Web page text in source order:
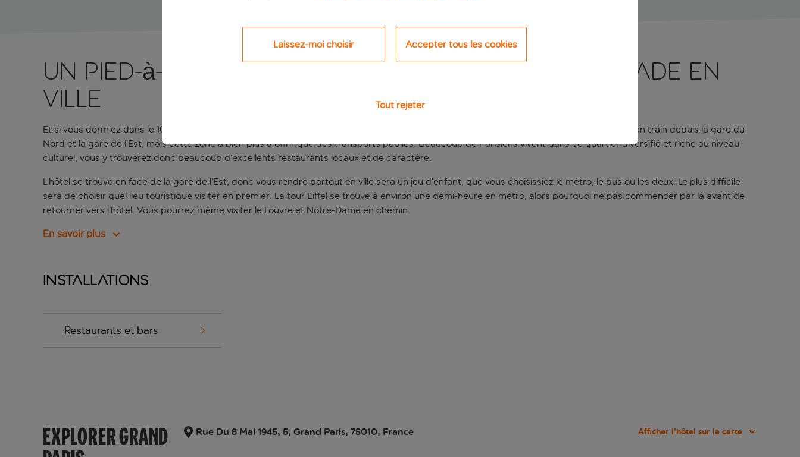
Un pied-à-terre bien connecté pour une escapade en
ville
Et si vous dormiez dans le 10e arrondissement lors de votre prochain séjour dans la capitale française ? Il est réputé pour ses connexions en train depuis la gare du
Nord et la gare de l’Est, mais cette zone a bien plus à offrir que des transports publics. Beaucoup de Parisiens vivent dans ce quartier diversifié et riche au niveau
culturel, vous y trouverez donc beaucoup d’excellents restaurants locaux et de caractère.
L’hôtel se trouve en face de la gare de l’Est, donc vous rendre partout en ville sera un jeu d’enfant, que vous choisissiez le métro, le bus ou les deux. Le plus difficile
sera de choisir quel lieu touristique visiter en premier. La tour Eiffel se trouve à environ une demi-heure en métro, alors pourquoi ne pas commencer par là avant de
retourner vers l’hôtel. Vous pourrez même visiter le Louvre et Notre-Dame en chemin.
En savoir plus
Installations
Restaurants et bars
EXPLORER GRAND Rue Du 8 Mai 1945, 5, Grand Paris, 75010, France Afficher l’hôtel sur la carte
Laissez-moi choisir Accepter tous les cookies
Tout rejeter